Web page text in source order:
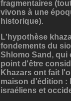
fragmentaires
vivons à une
historique).
L'hypothèse
fondements du
Shlomo Sand, qui
point d'être
Khazars ont fait
maison d'édition :
israéliens et